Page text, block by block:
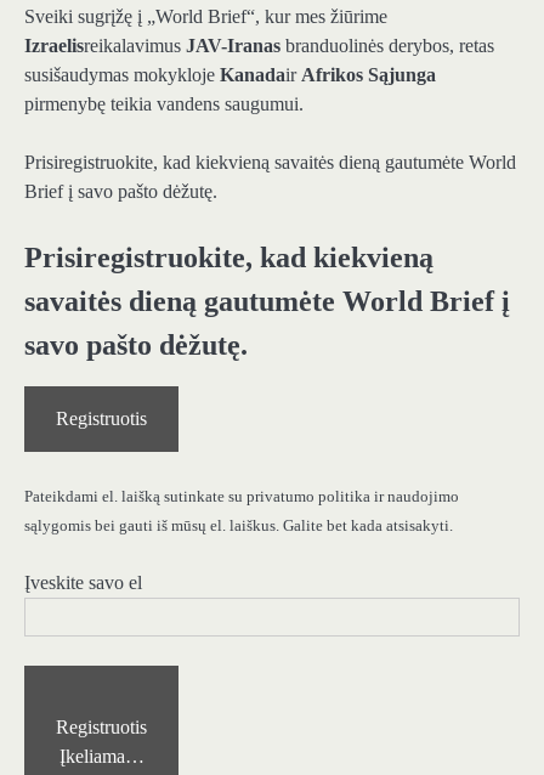
Sveiki sugrįžę į „World Brief“, kur mes žiūrime
Izraelisreikalavimus JAV-Iranas branduolinės derybos, retas
susišaudymas mokykloje Kanadair Afrikos Sąjunga
pirmenybę teikia vandens saugumui.
Prisiregistruokite, kad kiekvieną savaitės dieną gautumėte World
Brief į savo pašto dėžutę.
Prisiregistruokite, kad kiekvieną
savaitės dieną gautumėte World Brief į
savo pašto dėžutę.
Registruotis
Pateikdami el. laišką sutinkate su privatumo politika ir naudojimo
sąlygomis bei gauti iš mūsų el. laiškus. Galite bet kada atsisakyti.
Įveskite savo el
Registruotis
Įkeliama…